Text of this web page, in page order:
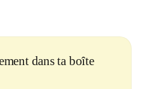
dans ta boîte